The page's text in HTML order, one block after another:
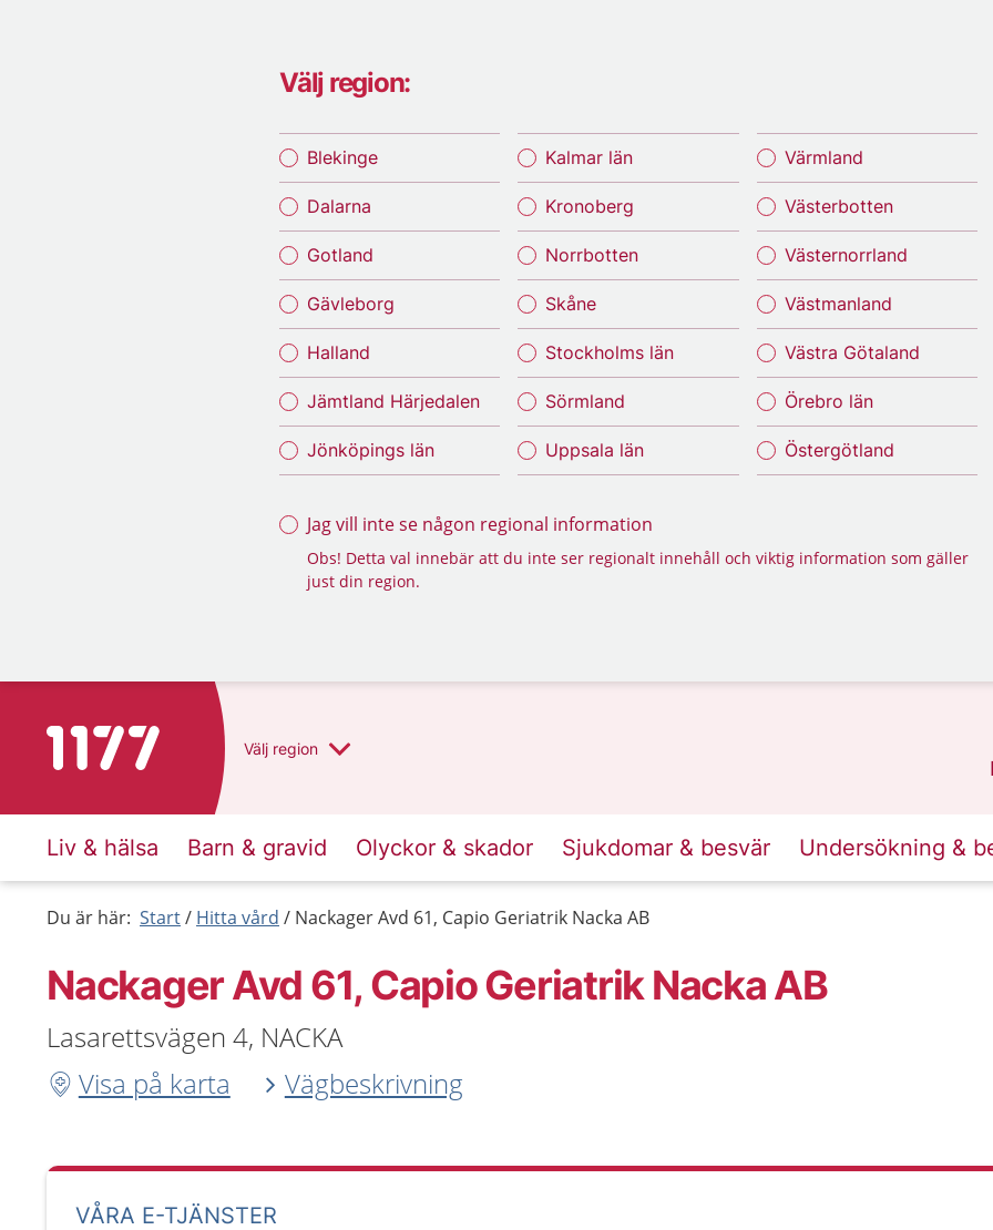
Välj region:
Blekinge
Dalarna
Gotland
Gävleborg
Halland
Jämtland Härjedalen
Jönköpings län
Kalmar län
Kronoberg
Norrbotten
Skåne
Stockholms län
Sörmland
Uppsala län
Värmland
Västerbotten
Västernorrland
Västmanland
Västra Götaland
Örebro län
Östergötland
Jag vill inte se någon regional information
Obs! Detta val innebär att du inte ser regionalt innehåll och viktig information som gäller
just din region.
Till startsidan för 1177 Välj region
Liv & hälsa Barn & gravid Olyckor & skador Sjukdomar & besvär Undersökning &
Du är här: Start Hitta vård Nackager Avd 61, Capio Geriatrik Nacka AB
Nackager Avd 61, Capio Geriatrik Nacka AB
Lasarettsvägen 4, NACKA
Visa på karta
Vägbeskrivning
VÅRA E-TJÄNSTER